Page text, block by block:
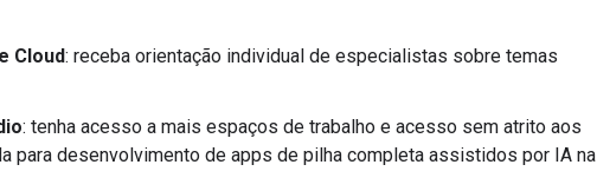
Cloud: receba orientação individual de especialistas sobre temas
: tenha acesso a mais espaços de trabalho e acesso sem atrito aos
para desenvolvimento de apps de pilha completa assistidos por IA na